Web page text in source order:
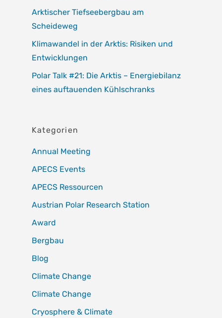
Arktischer Tiefseebergbau am
Scheideweg
Klimawandel in der Arktis: Risiken und
Entwicklungen
Polar Talk #21: Die Arktis – Energiebilanz
eines auftauenden Kühlschranks
Kategorien
Annual Meeting
APECS Events
APECS Ressourcen
Austrian Polar Research Station
Award
Bergbau
Blog
Climate Change
Climate Change
Cryosphere & Climate